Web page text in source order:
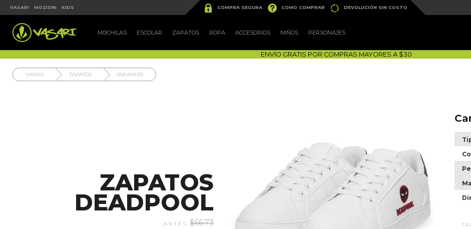
VASARI MOZIONI KIDS  COMPRA SEGURA  COMO COMPRAR  DEVOLUCIÓN SIN COSTO
 MOCHILAS ESCOLAR ZAPATOS ROPA ACCESORIOS NIÑOS PERSONAJES
ENVÍO GRATIS POR COMPRAS MAYORES A $30
VASARI ZAPATOS SNEAKERS
ZAPATOS
DEADPOOL
$66.73